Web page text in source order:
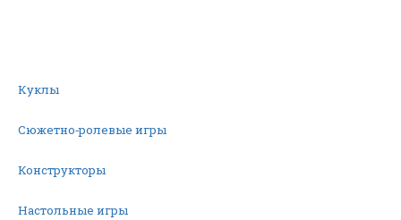
Куклы
Сюжетно-ролевые игры
Конструкторы
Настольные игры